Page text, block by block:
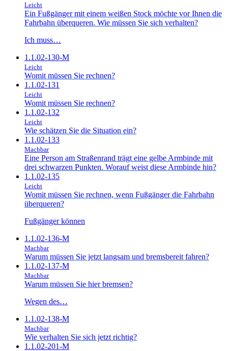
Leicht
Ein Fußgänger mit einem weißen Stock möchte vor Ihnen die
Fahrbahn überqueren. Wie müssen Sie sich verhalten?
Ich muss…
1.1.02-130-M
Leicht
Womit müssen Sie rechnen?
1.1.02-131
Leicht
Womit müssen Sie rechnen?
1.1.02-132
Leicht
Wie schätzen Sie die Situation ein?
1.1.02-133
Machbar
Eine Person am Straßenrand trägt eine gelbe Armbinde mit
drei schwarzen Punkten. Worauf weist diese Armbinde hin?
1.1.02-135
Leicht
Womit müssen Sie rechnen, wenn Fußgänger die Fahrbahn
überqueren?
Fußgänger können
1.1.02-136-M
Machbar
Warum müssen Sie jetzt langsam und bremsbereit fahren?
1.1.02-137-M
Machbar
Warum müssen Sie hier bremsen?
Wegen des…
1.1.02-138-M
Machbar
Wie verhalten Sie sich jetzt richtig?
1.1.02-201-M